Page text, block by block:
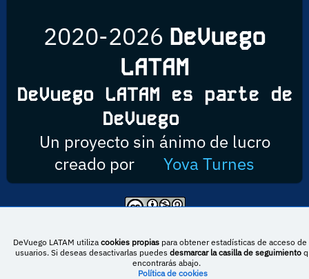
2020-2026 DeVuego
LATAM
DeVuego LATAM es parte de
DeVuego
Un proyecto sin ánimo de lucro
creado por
Yova Turnes
DeVuego LATAM utiliza cookies propiaspara obtener estadísticas de acceso de
usuarios. Si deseas desactivarlas puedes desmarcar la casilla de seguimiento
encontrarás abajo.
Política de cookies